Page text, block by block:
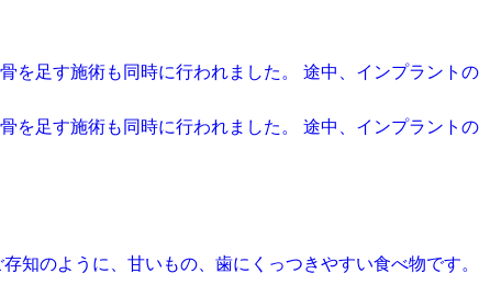
を足す施術も同時に行われました。 途中、インプラントの
を足す施術も同時に行われました。 途中、インプラントの
のように、甘いもの、歯にくっつきやすい食べ物です。